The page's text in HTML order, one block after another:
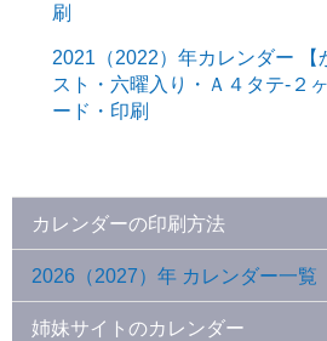
刷
2021（2022）年カレンダー 【
スト・六曜入り・Ａ４タテ-２
ード・印刷
カレンダーの印刷方法
2026（2027）年 カレンダー一覧
姉妹サイトのカレンダー